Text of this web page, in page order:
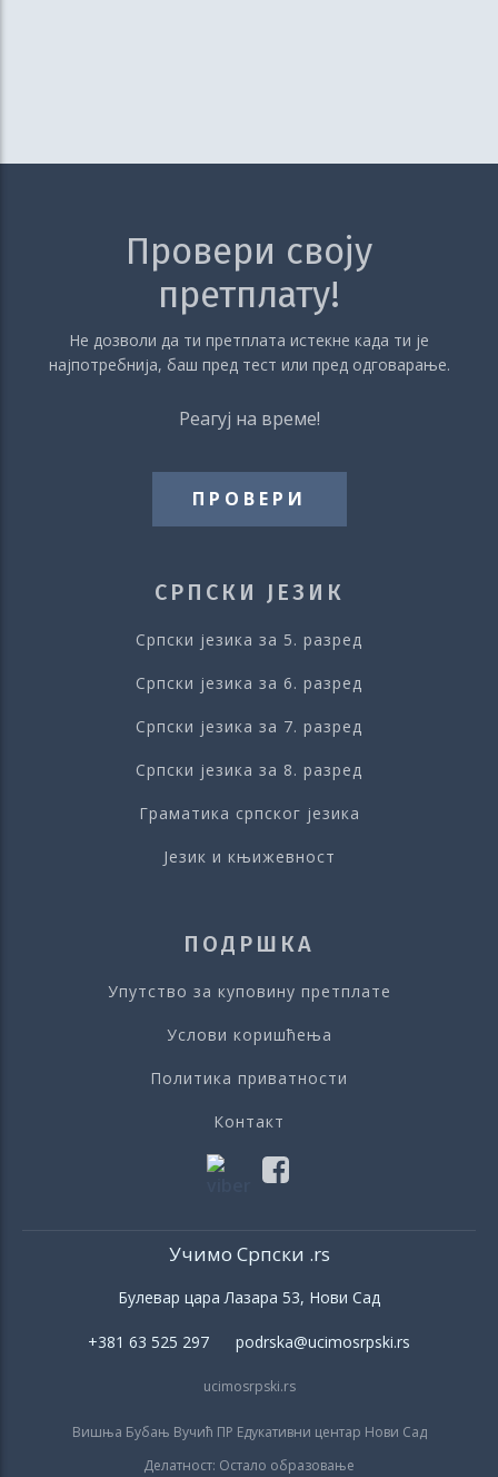
Провери своју
претплату!
Не дозволи да ти претплата истекне када ти је
најпотребнија, баш пред тест или пред одговарање.
Реагуј на време!
ПРОВЕРИ
СРПСКИ ЈЕЗИК
Српски језика за 5. разред
Српски језика за 6. разред
Српски језика за 7. разред
Српски језика за 8. разред
Граматика српског језика
Језик и књижевност
ПОДРШКА
Упутство за куповину претплате
Услови коришћења
Политика приватности
Контакт
Учимо Српски .rs
Булевар цара Лазара 53, Нови Сад
+381 63 525 297 podrska@ucimosrpski.rs
ucimosrpski.rs
Вишња Бубањ Вучић ПР Едукативни центар Нови Сад
Делатност: Остало образовање